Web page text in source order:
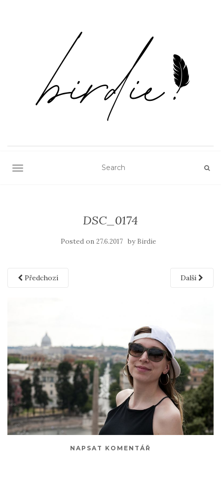
TOGGLE NAVIGATION
DSC_0174
Posted on 27.6.2017 by Birdie
Předchozí Další
NAPSAT KOMENTÁŘ